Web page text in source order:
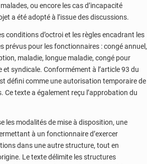
ou encore les cas d’incapacité
a été adopté à l’issue des discussions.
conditions d’octroi et les règles encadrant les
prévus pour les fonctionnaires : congé annuel,
maladie, longue maladie, congé pour
syndicale. Conformément à l’article 93 du
défini comme une autorisation temporaire de
Ce texte a également reçu l’approbation du
les modalités de mise à disposition, une
à un fonctionnaire d’exercer
dans une autre structure, tout en
Le texte délimite les structures